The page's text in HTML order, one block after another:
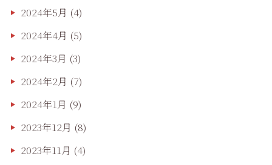
2024年5月 (4)
2024年4月 (5)
2024年3月 (3)
2024年2月 (7)
2024年1月 (9)
2023年12月 (8)
2023年11月 (4)